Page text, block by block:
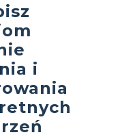
i